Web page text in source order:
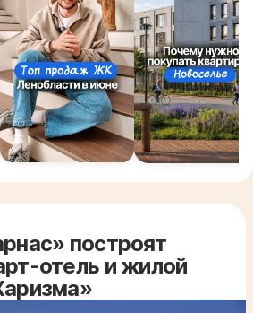
построят
отель и жилой